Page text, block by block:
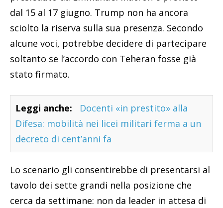
dal 15 al 17 giugno. Trump non ha ancora
sciolto la riserva sulla sua presenza. Secondo
alcune voci, potrebbe decidere di partecipare
soltanto se l’accordo con Teheran fosse già
stato firmato.
Leggi anche:
Docenti «in prestito» alla
Difesa: mobilità nei licei militari ferma a un
decreto di cent’anni fa
Lo scenario gli consentirebbe di presentarsi al
tavolo dei sette grandi nella posizione che
cerca da settimane: non da leader in attesa di